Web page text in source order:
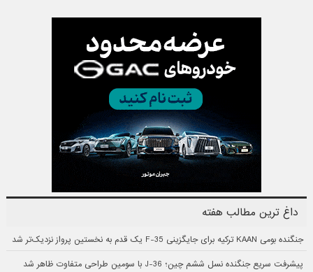
داغ ترین مطالب هفته
جنگنده بومی KAAN ترکیه برای جایگزینی F-35 یک قدم به نخستین پرواز نزدیک‌تر شد
پیشرفت سریع جنگنده نسل ششم چین؛ J-36 با سومین طراحی متفاوت ظاهر شد